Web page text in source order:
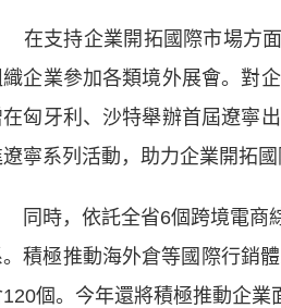
支持企業開拓國際市場方
企業參加各類境外展會。對
在匈牙利、沙特舉辦首屆遼寧
寧系列活動，助力企業開拓國
時，依託全省6個跨境電商綜
。積極推動海外倉等國際行銷
個。今年還將積極推動企